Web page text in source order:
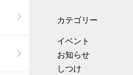
カテゴリー
イベント
お知らせ
しつけ